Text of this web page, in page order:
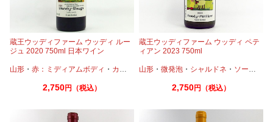
蔵王ウッディファーム ウッディ ルー
ジュ 2020 750ml 日本ワイン
山形 ・ 赤：ミディアムボディ ・ カベルネ ・カベルネフラン・ピノノワール
2,750円（税込）
蔵王ウッディファーム ウッディ ペテ
ィアン 2023 750ml
山形 ・微発泡 ・ シャルドネ ・ ソーヴィニオンブラン
2,750円（税込）